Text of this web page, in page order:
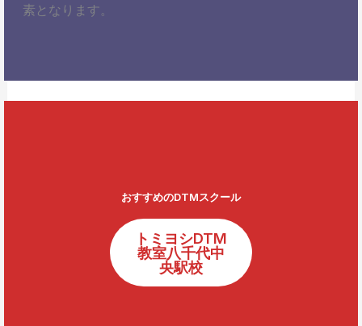
素となります。
おすすめのDTMスクール
トミヨシDTM
教室八千代中
央駅校